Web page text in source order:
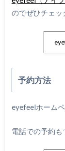
のでぜひチェッ
予約方法
eyefeelホーム
電話での予約も